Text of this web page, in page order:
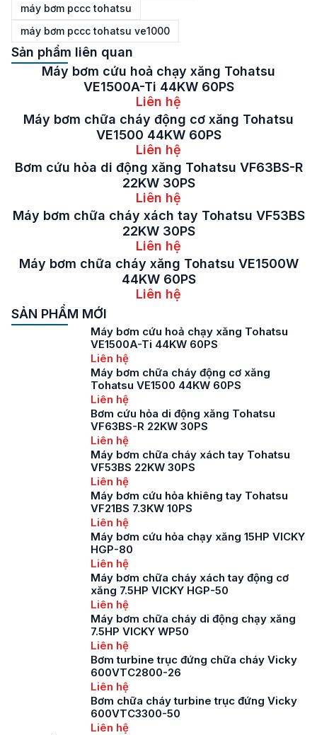
máy bơm pccc tohatsu
máy bơm pccc tohatsu ve1000
Sản phẩm liên quan
Máy bơm cứu hoả chạy xăng Tohatsu
VE1500A-Ti 44KW 60PS
Liên hệ
Máy bơm chữa cháy động cơ xăng Tohatsu
VE1500 44KW 60PS
Liên hệ
Bơm cứu hỏa di động xăng Tohatsu VF63BS-R
22KW 30PS
Liên hệ
Máy bơm chữa cháy xách tay Tohatsu VF53BS
22KW 30PS
Liên hệ
Máy bơm chữa cháy xăng Tohatsu VE1500W
44KW 60PS
Liên hệ
SẢN PHẨM MỚI
Máy bơm cứu hoả chạy xăng Tohatsu
VE1500A-Ti 44KW 60PS
Liên hệ
Máy bơm chữa cháy động cơ xăng
Tohatsu VE1500 44KW 60PS
Liên hệ
Bơm cứu hỏa di động xăng Tohatsu
VF63BS-R 22KW 30PS
Liên hệ
Máy bơm chữa cháy xách tay Tohatsu
VF53BS 22KW 30PS
Liên hệ
Máy bơm cứu hỏa khiêng tay Tohatsu
VF21BS 7.3KW 10PS
Liên hệ
Máy bơm cứu hỏa chạy xăng 15HP VICKY
HGP-80
Liên hệ
Máy bơm chữa cháy xách tay động cơ
xăng 7.5HP VICKY HGP-50
Liên hệ
Máy bơm chữa cháy di động chạy xăng
7.5HP VICKY WP50
Liên hệ
Bơm turbine trục đứng chữa cháy Vicky
600VTC2800-26
Liên hệ
Bơm chữa cháy turbine trục đứng Vicky
600VTC3300-50
Liên hệ